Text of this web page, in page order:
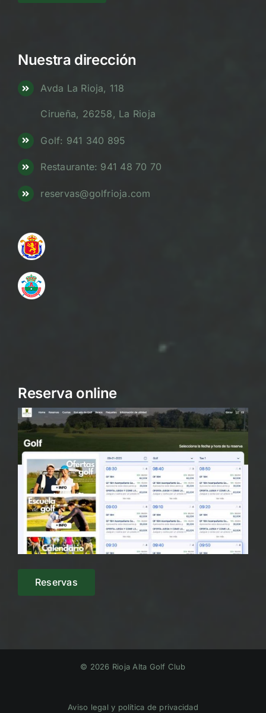
Nuestra dirección
Avda La Rioja, 118
Cirueña, 26258, La Rioja
Golf: 941 340 895
Restaurante: 941 48 70 70
reservas@golfrioja.com
Reserva online
Reservas
© 2026 Rioja Alta Golf Club
Aviso legal y política de privacidad